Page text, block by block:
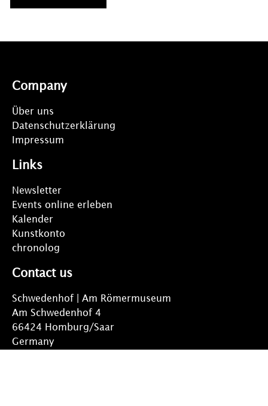
Company
Über uns
Datenschutzerklärung
Impressum
Links
Newsletter
Events online erleben
Kalender
Kunstkonto
chronolog
Contact us
Schwedenhof | Am Römermuseum
Am Schwedenhof 4
66424 Homburg/Saar
Germany